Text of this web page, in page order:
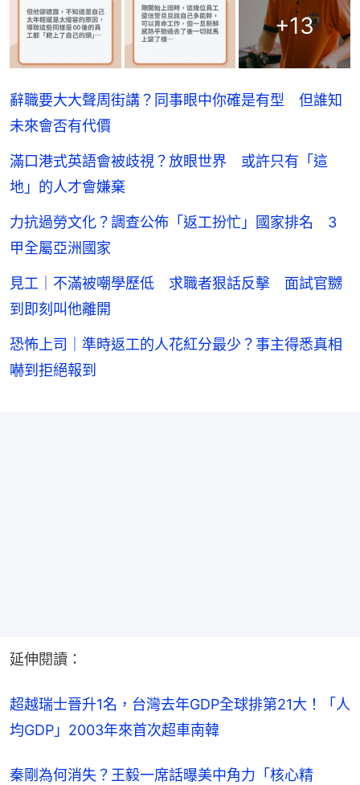
+13
辭職要大大聲周街講？同事眼中你確是有型 但誰知
未來會否有代價
滿口港式英語會被歧視？放眼世界 或許只有「這
地」的人才會嫌棄
力抗過勞文化？調查公佈「返工扮忙」國家排名 3
甲全屬亞洲國家
見工｜不滿被嘲學歷低 求職者狠話反擊 面試官嬲
到即刻叫他離開
恐怖上司｜準時返工的人花紅分最少？事主得悉真相
嚇到拒絕報到
延伸閱讀：
超越瑞士晉升1名，台灣去年GDP全球排第21大！「人
均GDP」2003年來首次超車南韓
秦剛為何消失？王毅一席話曝美中角力「核心精